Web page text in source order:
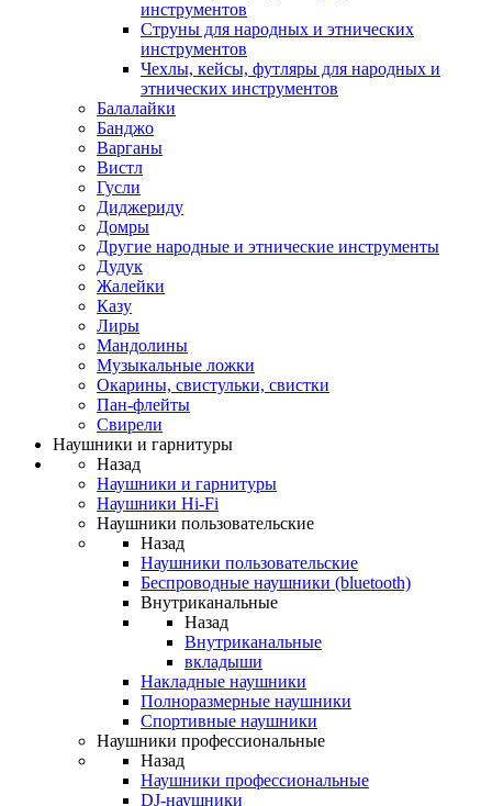
инструментов
Струны для народных и этнических
инструментов
Чехлы, кейсы, футляры для народных и
этнических инструментов
Балалайки
Банджо
Варганы
Вистл
Гусли
Диджериду
Домры
Другие народные и этнические инструменты
Дудук
Жалейки
Казу
Лиры
Мандолины
Музыкальные ложки
Окарины, свистульки, свистки
Пан-флейты
Свирели
Наушники и гарнитуры
Назад
Наушники и гарнитуры
Наушники Hi-Fi
Наушники пользовательские
Назад
Наушники пользовательские
Беспроводные наушники (bluetooth)
Внутриканальные
Назад
Внутриканальные
вкладыши
Накладные наушники
Полноразмерные наушники
Спортивные наушники
Наушники профессиональные
Назад
Наушники профессиональные
DJ-наушники